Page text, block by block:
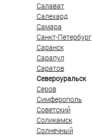
Салават
Салехард
Самара
Санкт-Петербург
Саранск
Сарапул
Саратов
Североуральск
Серов
Симферополь
Советский
Соликамск
Солнечный